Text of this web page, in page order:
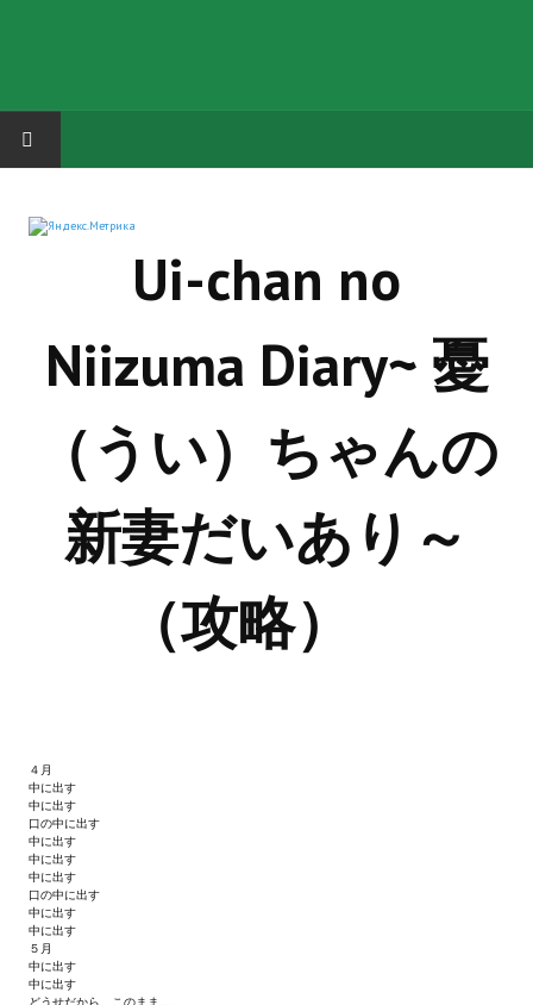
Русская биржа
Aliens vs Predator 2 (Русские субтитры)
Dungeon Siege 2 Legendary Mod (Русские субтитры)
Новый ГГ
Теневой кардинал для Скайрима
Apella CBBE SSE BodySlide (with Physics)
Apella 2.0 CBBE SSE BodySlide (with Physics)
Kitana CBBE SSE BodySlide (with Physics)
Nekomimi
New Light Skyrim SE
Ui-chan no
Niizuma Diary~ 憂
（うい）ちゃんの
新妻だいあり～
（攻略）
４月
中に出す
中に出す
口の中に出す
中に出す
中に出す
中に出す
口の中に出す
中に出す
中に出す
５月
中に出す
中に出す
どうせだから、このまま……